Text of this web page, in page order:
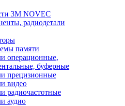
3M NOVEC
радиодетали
памяти
операционные,
буферные
прецизионные
видео
радиочастотные
аудио